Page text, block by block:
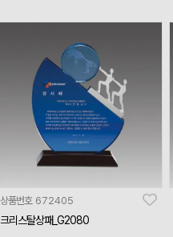
상품번호 672405
크리스탈상패_G2080